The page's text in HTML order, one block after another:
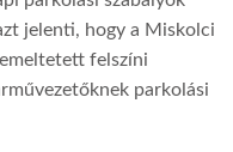
jelenti, hogy a Miskolci
felszíni
parkolási